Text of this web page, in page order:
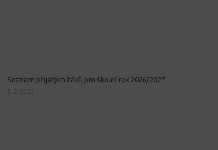
Seznam přijatých žáků pro školní rok 2026/2027
5. 2. 2026